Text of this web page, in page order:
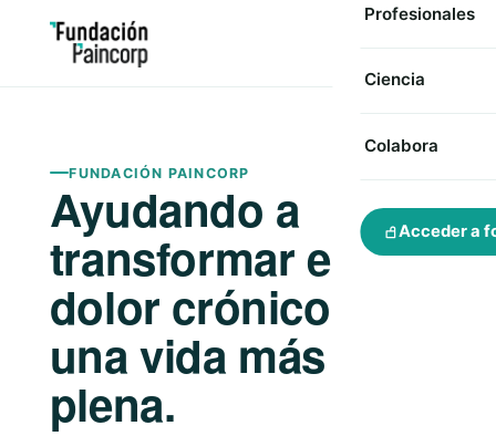
Profesionales
Ciencia
Colabora
Acceder a
FUNDACIÓN PAINCORP
Ayudando a
transformar el
dolor crónico en
una vida más
plena.